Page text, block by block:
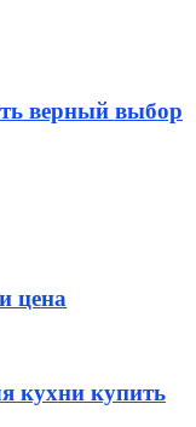
верный выбор
цена
кухни купить